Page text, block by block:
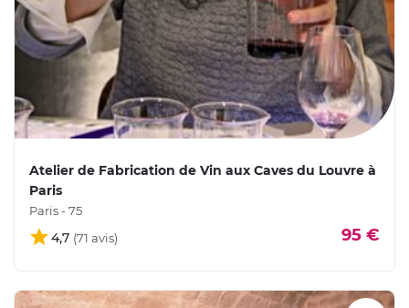
Atelier de Fabrication de Vin aux Caves du Louvre à
Paris
Paris - 75
4,7 95 €